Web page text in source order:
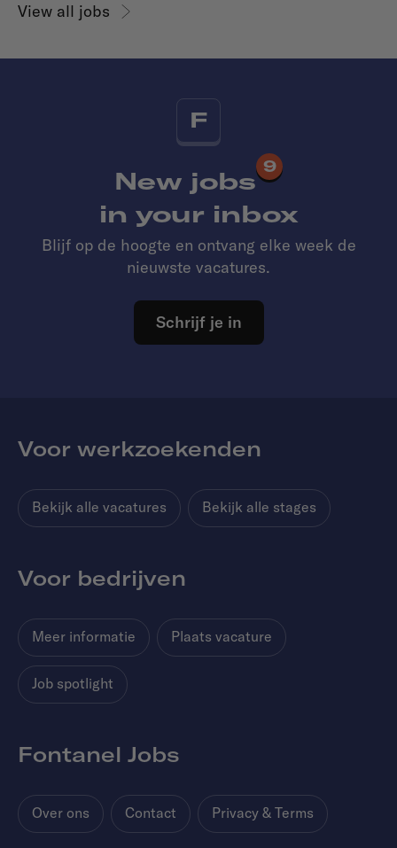
View all jobs
F
New jobs
9
in your inbox
Blijf op de hoogte en ontvang elke week de
nieuwste vacatures.
Schrijf je in
Voor werkzoekenden
Bekijk alle vacatures Bekijk alle stages
Voor bedrijven
Meer informatie Plaats vacature
Job spotlight
Fontanel Jobs
Over ons Contact Privacy & Terms